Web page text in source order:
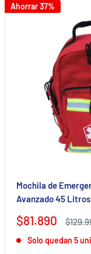
Ahorrar 37%
Mochila de
Avanzado 45 Litros
Precio
venta
$81.890
Precio
Solo quedan 5